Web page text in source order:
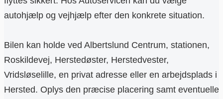
autohjælp og vejhjælp efter den konkrete situation.
Bilen kan holde ved Albertslund Centrum, stationen,
Roskildevej, Herstedøster, Herstedvester,
Vridsløselille, en privat adresse eller en arbejdsplads i
Hersted. Oplys den præcise placering samt eventuelle